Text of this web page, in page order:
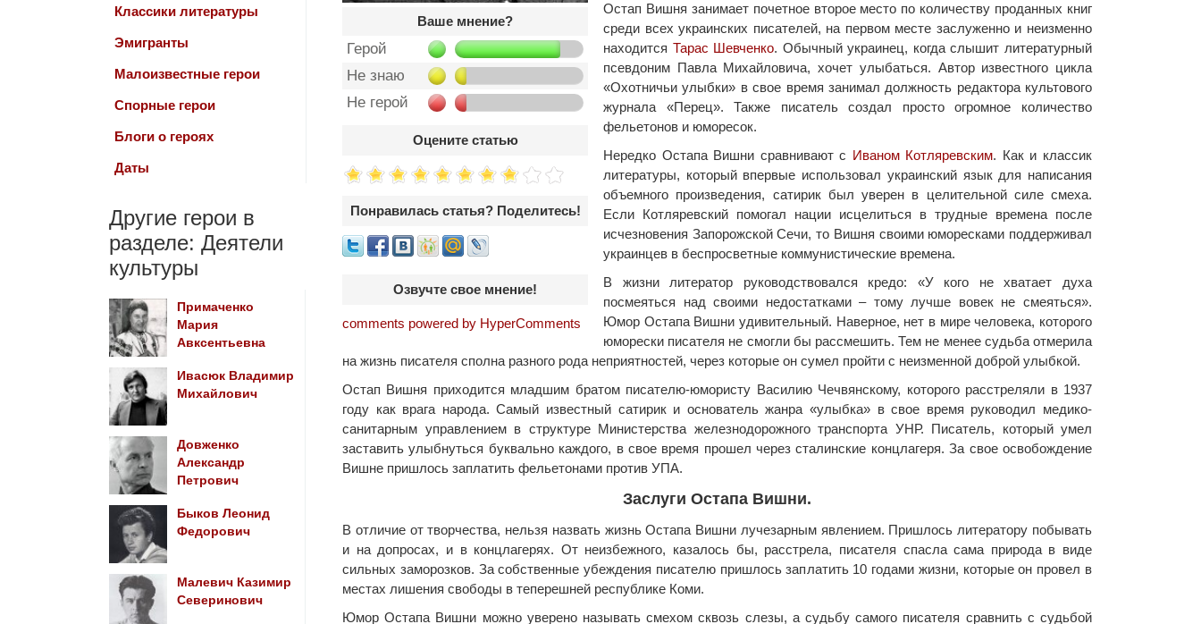
Ваше мнение?
Герой
Не знаю
Не герой
Оцените статью
Понравилась статья? Поделитесь!
Озвучте свое мнение!
comments powered by HyperComments
Остап Вишня занимает почетное второе место по количеству проданных книг
среди всех украинских писателей, на первом месте заслуженно и неизменно
находится Тарас Шевченко. Обычный украинец, когда слышит литературный
псевдоним Павла Михайловича, хочет улыбаться. Автор известного цикла
«Охотничьи улыбки» в свое время занимал должность редактора культового
журнала «Перец». Также писатель создал просто огромное количество
фельетонов и юморесок.
Нередко Остапа Вишни сравнивают с Иваном Котляревским. Как и классик
литературы, который впервые использовал украинский язык для написания
объемного произведения, сатирик был уверен в целительной силе смеха.
Если Котляревский помогал нации исцелиться в трудные времена после
исчезновения Запорожской Сечи, то Вишня своими юморесками поддерживал
украинцев в беспросветные коммунистические времена.
В жизни литератор руководствовался кредо: «У кого не хватает духа
посмеяться над своими недостатками – тому лучше вовек не смеяться».
Юмор Остапа Вишни удивительный. Наверное, нет в мире человека, которого
юморески писателя не смогли бы рассмешить. Тем не менее судьба отмерила
на жизнь писателя сполна разного рода неприятностей, через которые он сумел пройти с неизменной доброй улыбкой.
Остап Вишня приходится младшим братом писателю-юмористу Василию Чечвянскому, которого расстреляли в 1937
году как врага народа. Самый известный сатирик и основатель жанра «улыбка» в свое время руководил медико-
санитарным управлением в структуре Министерства железнодорожного транспорта УНР. Писатель, который умел
заставить улыбнуться буквально каждого, в свое время прошел через сталинские концлагеря. За свое освобождение
Вишне пришлось заплатить фельетонами против УПА.
Заслуги Остапа Вишни.
В отличие от творчества, нельзя назвать жизнь Остапа Вишни лучезарным явлением. Пришлось литератору побывать
и на допросах, и в концлагерях. От неизбежного, казалось бы, расстрела, писателя спасла сама природа в виде
сильных заморозков. За собственные убеждения писателю пришлось заплатить 10 годами жизни, которые он провел в
местах лишения свободы в теперешней республике Коми.
Юмор Остапа Вишни можно уверено называть смехом сквозь слезы, а судьбу самого писателя сравнить с судьбой
Классики литературы
Эмигранты
Малоизвестные герои
Спорные герои
Блоги о героях
Даты
Другие герои в
разделе: Деятели
культуры
Примаченко
Мария
Авксентьевна
Ивасюк Владимир
Михайлович
Довженко
Александр
Петрович
Быков Леонид
Федорович
Малевич Казимир
Северинович